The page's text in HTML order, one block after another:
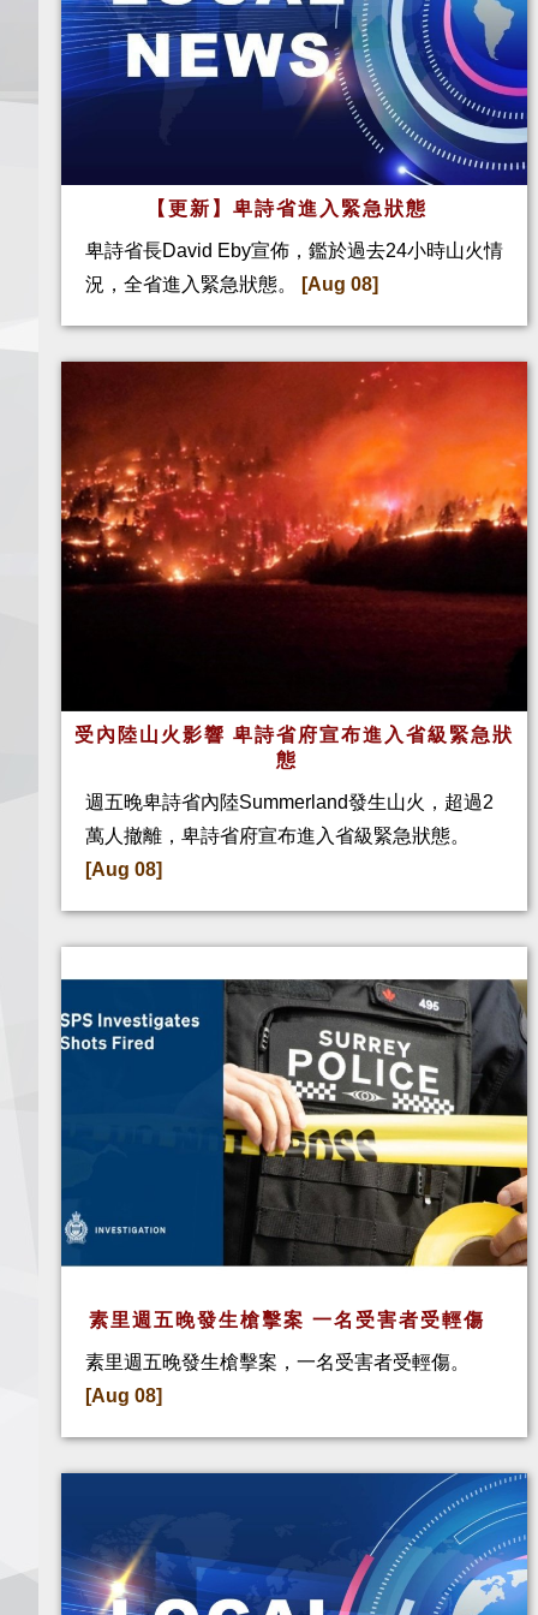
【更新】卑詩省進入緊急狀態
卑詩省長David Eby宣佈，鑑於過去24小時山火情
況，全省進入緊急狀態。
[Aug 08]
受內陸山火影響 卑詩省府宣布進入省級緊急狀
態
週五晚卑詩省內陸Summerland發生山火，超過2
萬人撤離，卑詩省府宣布進入省級緊急狀態。
[Aug 08]
素里週五晚發生槍擊案 一名受害者受輕傷
素里週五晚發生槍擊案，一名受害者受輕傷。
[Aug 08]